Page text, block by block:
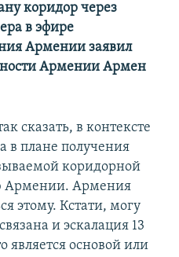
коридор через
в эфире
Армении заявил
Армении Армен
сказать, в контексте
в плане получения
коридорной
Армении. Армения
этому. Кстати, могу
и эскалация 13
является основой или